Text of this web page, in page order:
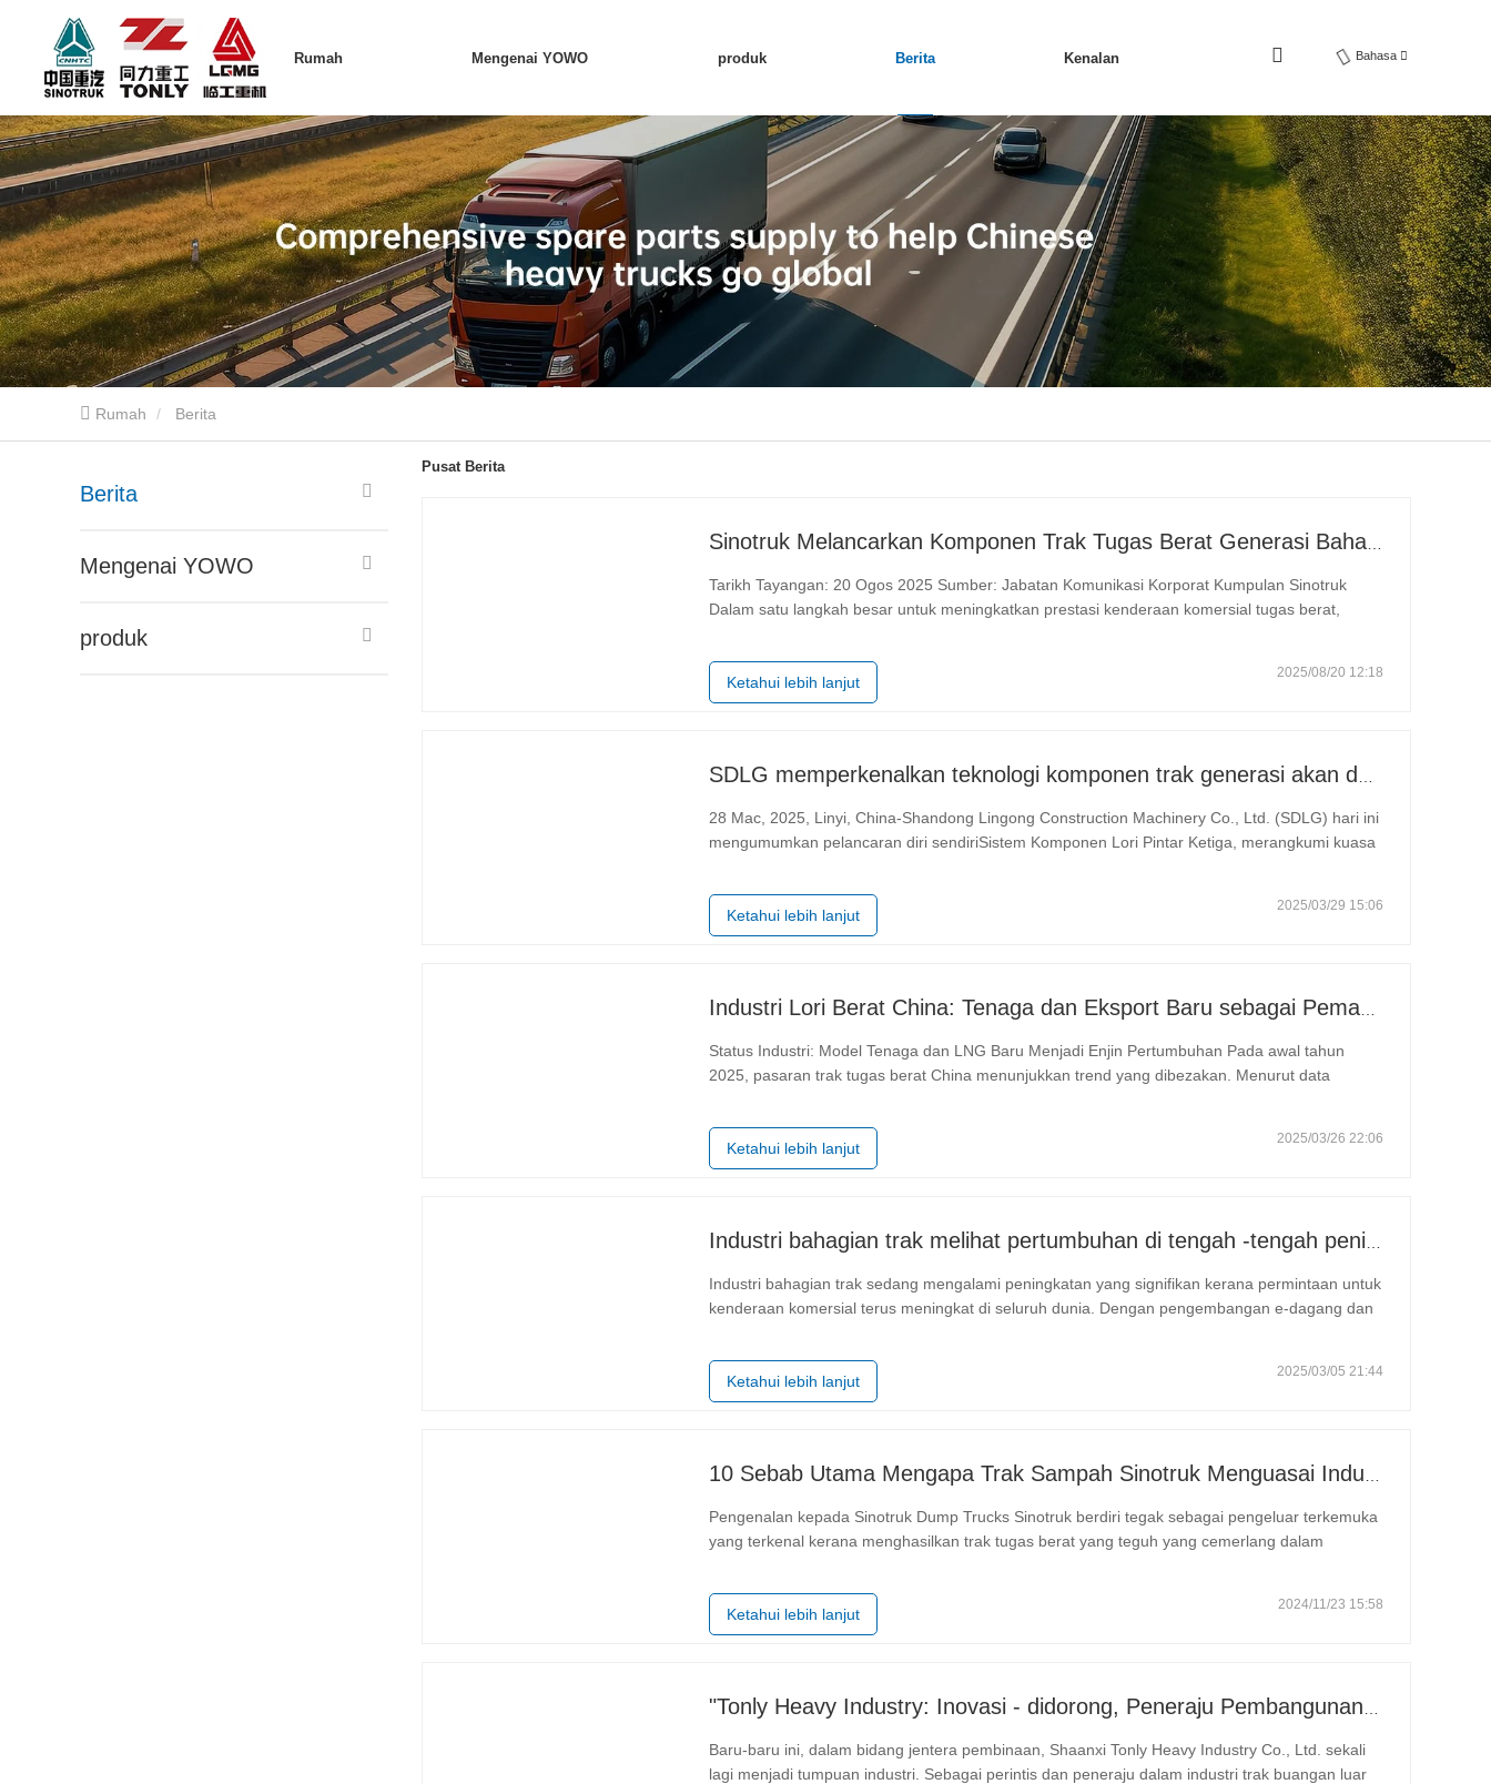
Rumah Mengenai YOWO produk Berita Kenalan Bahasa
Rumah Berita
Berita
Mengenai YOWO
produk
Pusat Berita
Sinotruk Melancarkan Komponen Trak Tugas Berat Generasi Baharu: Meningkatkan Kecekapan dan Kebolehpercayaan untuk Logistik Global
Tarikh Tayangan: 20 Ogos 2025 Sumber: Jabatan Komunikasi Korporat Kumpulan Sinotruk
Dalam satu langkah besar untuk meningkatkan prestasi kenderaan komersial tugas berat,
memperkenalkan siri komponen trak…
Ketahui lebih lanjut
2025/08/20 12:18
28 Mac, 2025, Linyi, China-Shandong Lingong Construction Machinery Co., Ltd. (SDLG) hari ini
mengumumkan pelancaran diri sendiriSistem Komponen Lori Pintar Ketiga, merangkumi kuasa
meningkatkan kebolehpercayaan…
Ketahui lebih lanjut
2025/03/29 15:06
Industri Lori Berat China: Tenaga dan Eksport Baru sebagai Pemandu Berkembar, dengan Bahagian Tempatan Perusahaan Mempercepat Kenaikannya
Status Industri: Model Tenaga dan LNG Baru Menjadi Enjin Pertumbuhan Pada awal tahun
2025, pasaran trak tugas berat China menunjukkan trend yang dibezakan. Menurut data
3% tahun ke tahun. Walau…
Ketahui lebih lanjut
2025/03/26 22:06
Industri bahagian trak sedang mengalami peningkatan yang signifikan kerana permintaan untuk
kenderaan komersial terus meningkat di seluruh dunia. Dengan pengembangan e-dagang dan
sistem brek berkembang…
Ketahui lebih lanjut
2025/03/05 21:44
Pengenalan kepada Sinotruk Dump Trucks Sinotruk berdiri tegak sebagai pengeluar terkemuka
yang terkenal kerana menghasilkan trak tugas berat yang teguh yang cemerlang dalam
kenderaan komersial,…
Ketahui lebih lanjut
2024/11/23 15:58
Baru-baru ini, dalam bidang jentera pembinaan, Shaanxi Tonly Heavy Industry Co., Ltd. sekali
lagi menjadi tumpuan industri. Sebagai perintis dan peneraju dalam industri trak buangan luar